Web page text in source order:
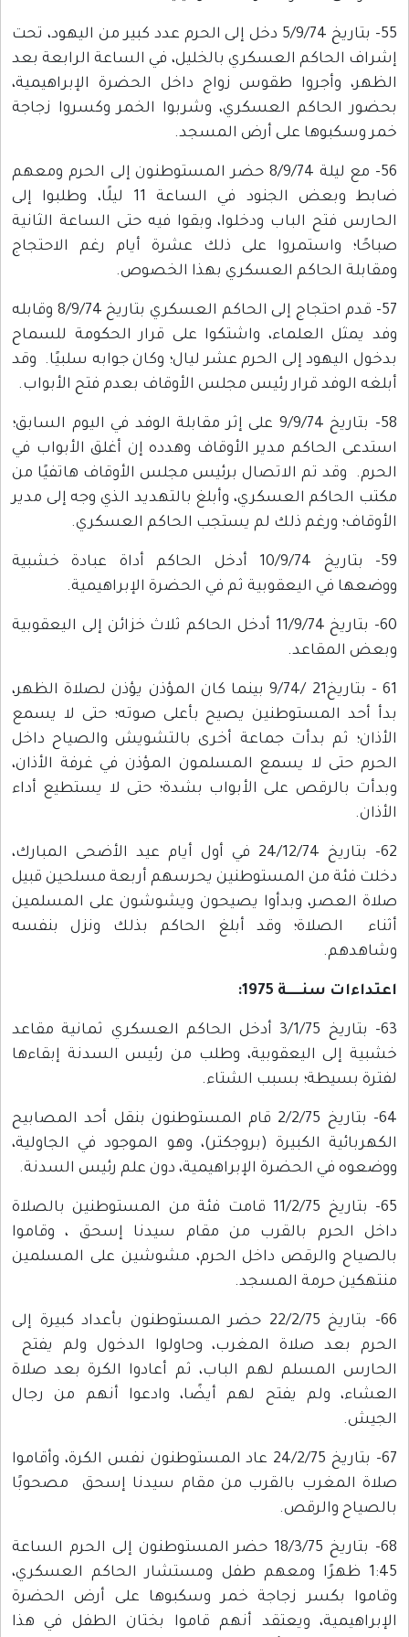
55- بتاريخ 5/9/74 دخل إلى الحرم عدد كبير من اليهود، تحت
إشراف الحاكم العسكري بالخليل، في الساعة الرابعة بعد
الظهر، وأجروا طقوس زواج داخل الحضرة الإبراهيمية،
بحضور الحاكم العسكري، وشربوا الخمر وكسروا زجاجة
خمر وسكبوها على أرض المسجد.
56- مع ليلة 8/9/74 حضر المستوطنون إلى الحرم ومعهم
ضابط وبعض الجنود في الساعة 11 ليلًا، وطلبوا إلى
الحارس فتح الباب ودخلوا، وبقوا فيه حتى الساعة الثانية
صباحًا؛ واستمروا على ذلك عشرة أيام رغم الاحتجاج
ومقابلة الحاكم العسكري بهذا الخصوص.
57- قدم احتجاج إلى الحاكم العسكري بتاريخ 8/9/74 وقابله
وفد يمثل العلماء، واشتكوا على قرار الحكومة للسماح
بدخول اليهود إلى الحرم عشر ليال؛ وكان جوابه سلبيًا. وقد
أبلغه الوفد قرار رئيس مجلس الأوقاف بعدم فتح الأبواب.
58- بتاريخ 9/9/74 على إثر مقابلة الوفد في اليوم السابق؛
استدعى الحاكم مدير الأوقاف وهدده إن أغلق الأبواب في
الحرم. وقد تم الاتصال برئيس مجلس الأوقاف هاتفيًا من
مكتب الحاكم العسكري، وأبلغ بالتهديد الذي وجه إلى مدير
الأوقاف؛ ورغم ذلك لم يستجب الحاكم العسكري.
59- بتاريخ 10/9/74 أدخل الحاكم أداة عبادة خشبية
ووضعها في اليعقوبية ثم في الحضرة الإبراهيمية.
60- بتاريخ 11/9/74 أدخل الحاكم ثلاث خزائن إلى اليعقوبية
وبعض المقاعد.
61 - بتاريخ21 /9/74 بينما كان المؤذن يؤذن لصلاة الظهر،
بدأ أحد المستوطنين يصيح بأعلى صوته؛ حتى لا يسمع
الأذان؛ ثم بدأت جماعة أخرى بالتشويش والصياح داخل
الحرم حتى لا يسمع المسلمون المؤذن في غرفة الأذان،
وبدأت بالرقص على الأبواب بشدة؛ حتى لا يستطيع أداء
الأذان.
62- بتاريخ 24/12/74 في أول أيام عيد الأضحى المبارك،
دخلت فئة من المستوطنين يحرسهم أربعة مسلحين قبيل
صلاة العصر، وبدأوا يصيحون ويشوشون على المسلمين
أثناء الصلاة؛ وقد أبلغ الحاكم بذلك ونزل بنفسه
وشاهدهم.
اعتداءات سنـــــة 1975:
63- بتاريخ 3/1/75 أدخل الحاكم العسكري ثمانية مقاعد
خشبية إلى اليعقوبية، وطلب من رئيس السدنة إبقاءها
لفترة بسيطة؛ بسبب الشتاء.
64- بتاريخ 2/2/75 قام المستوطنون بنقل أحد المصابيح
الكهربائية الكبيرة (بروجكتر)، وهو الموجود في الجاولية،
ووضعوه في الحضرة الإبراهيمية، دون علم رئيس السدنة.
65- بتاريخ 11/2/75 قامت فئة من المستوطنين بالصلاة
داخل الحرم بالقرب من مقام سيدنا إسحق ، وقاموا
بالصياح والرقص داخل الحرم، مشوشين على المسلمين
منتهكين حرمة المسجد.
66- بتاريخ 22/2/75 حضر المستوطنون بأعداد كبيرة إلى
الحرم بعد صلاة المغرب، وحاولوا الدخول ولم يفتح
الحارس المسلم لهم الباب، ثم أعادوا الكرة بعد صلاة
العشاء، ولم يفتح لهم أيضًا، وادعوا أنهم من رجال
الجيش.
67- بتاريخ 24/2/75 عاد المستوطنون نفس الكرة، وأقاموا
صلاة المغرب بالقرب من مقام سيدنا إسحق مصحوبًا
بالصياح والرقص.
68- بتاريخ 18/3/75 حضر المستوطنون إلى الحرم الساعة
1:45 ظهرًا ومعهم طفل ومستشار الحاكم العسكري،
وقاموا بكسر زجاجة خمر وسكبوها على أرض الحضرة
الإبراهيمية، ويعتقد أنهم قاموا بختان الطفل في هذا